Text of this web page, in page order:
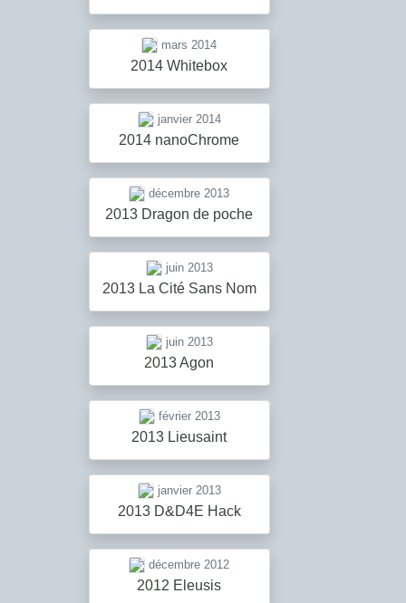
mars 2014
2014 Whitebox
janvier 2014
2014 nanoChrome
décembre 2013
2013 Dragon de poche
juin 2013
2013 La Cité Sans Nom
juin 2013
2013 Agon
février 2013
2013 Lieusaint
janvier 2013
2013 D&D4E Hack
décembre 2012
2012 Eleusis